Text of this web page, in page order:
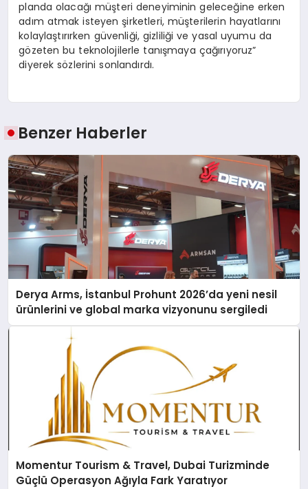
planda olacağı müşteri deneyiminin geleceğine erken
adım atmak isteyen şirketleri, müşterilerin hayatlarını
kolaylaştırırken güvenliği, gizliliği ve yasal uyumu da
gözeten bu teknolojilerle tanışmaya çağırıyoruz”
diyerek sözlerini sonlandırdı.
Benzer Haberler
Derya Arms, İstanbul Prohunt 2026’da yeni nesil
ürünlerini ve global marka vizyonunu sergiledi
Momentur Tourism & Travel, Dubai Turizminde
Güçlü Operasyon Ağıyla Fark Yaratıyor